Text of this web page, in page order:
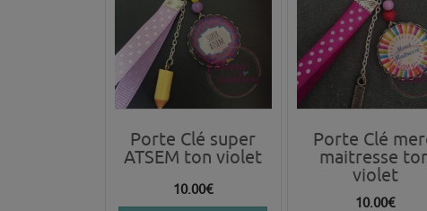
Porte Clé super
ATSEM ton violet
10.00€
Porte Clé
maitresse
violet
10.00€